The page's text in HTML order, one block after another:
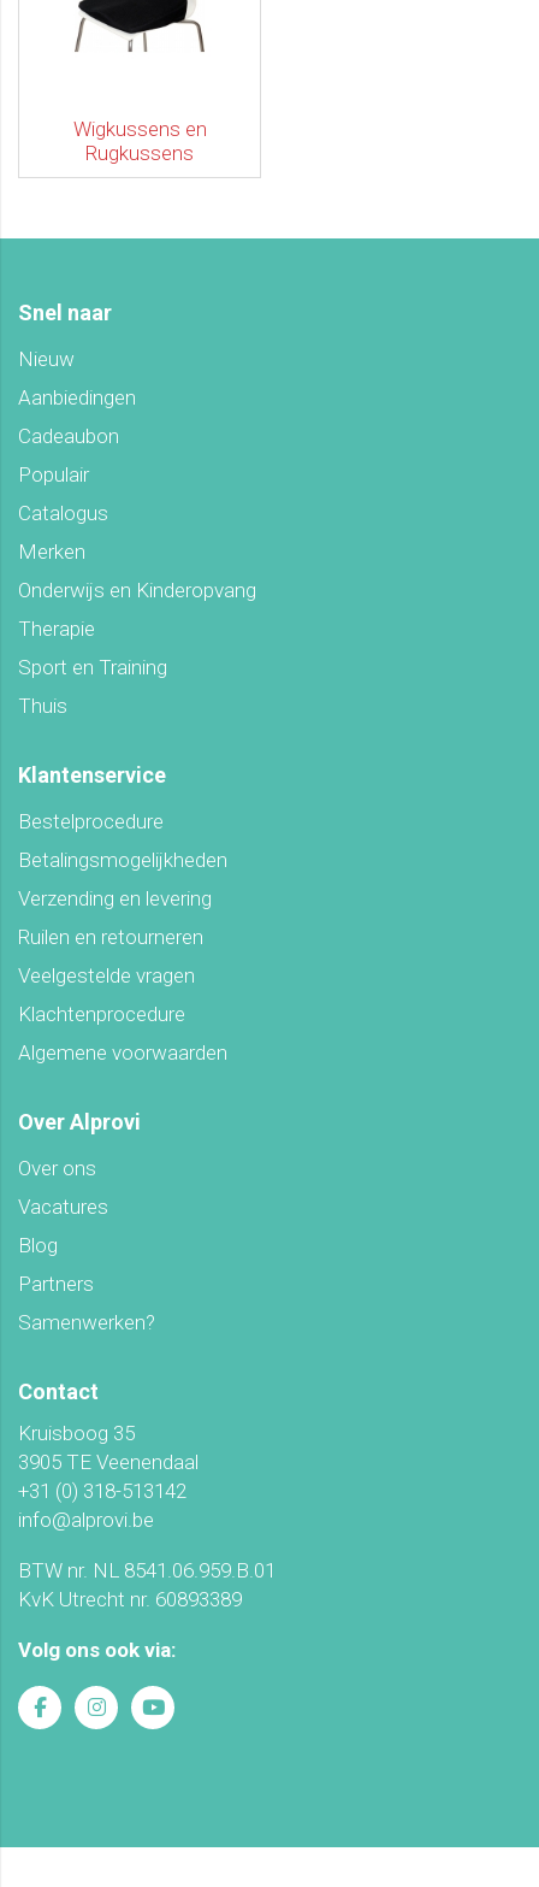
Wigkussens en
Rugkussens
Snel naar
Nieuw
Aanbiedingen
Cadeaubon
Populair
Catalogus
Merken
Onderwijs en Kinderopvang
Therapie
Sport en Training
Thuis
Klantenservice
Bestelprocedure
Betalingsmogelijkheden
Verzending en levering
Ruilen en retourneren
Veelgestelde vragen
Klachtenprocedure
Algemene voorwaarden
Over Alprovi
Over ons
Vacatures
Blog
Partners
Samenwerken?
Contact
Kruisboog 35
3905 TE Veenendaal
+31 (0) 318-513142
info@alprovi.be
BTW nr. NL 8541.06.959.B.01
KvK Utrecht nr. 60893389
Volg ons ook via: